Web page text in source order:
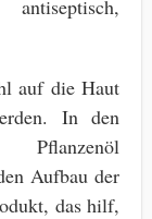
auf die Haut
In den
Aufbau der
das hilf,